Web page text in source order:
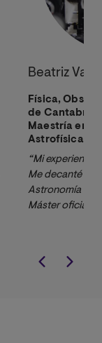
Beatriz
Física,
de Cantabria.
Maestría en
Astrofísica.
“Mi experiencia
Me decanté por
Astronomía y
Máster oficial y
Astronómico